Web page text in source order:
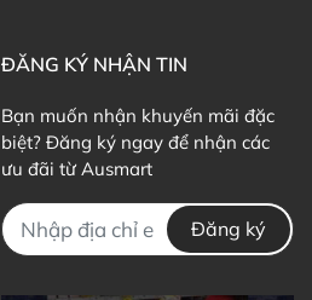
ĐĂNG KÝ NHẬN TIN
Bạn muốn nhận khuyến mãi đặc
biệt? Đăng ký ngay để nhận các
ưu đãi từ Ausmart
Đăng ký